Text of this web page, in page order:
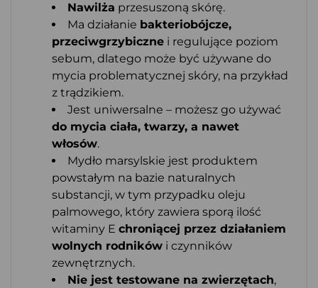
Nawilża przesuszoną skórę.
Ma działanie bakteriobójcze,
przeciwgrzybiczne i regulujące poziom
sebum, dlatego może być używane do
mycia problematycznej skóry, na przykład
z trądzikiem.
Jest uniwersalne – możesz go używać
do mycia ciała, twarzy, a nawet
włosów.
Mydło marsylskie jest produktem
powstałym na bazie naturalnych
substancji, w tym przypadku oleju
palmowego, który zawiera sporą ilość
witaminy E chroniącej przez działaniem
wolnych rodników i czynników
zewnętrznych.
Nie jest testowane na zwierzętach,